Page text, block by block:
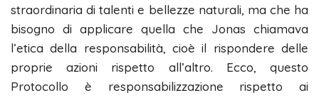
straordinaria di talenti e bellezze naturali, ma che ha
bisogno di applicare quella che Jonas chiamava
l’etica della responsabilità, cioè il rispondere delle
proprie azioni rispetto all’altro. Ecco, questo
Protocollo è responsabilizzazione rispetto ai